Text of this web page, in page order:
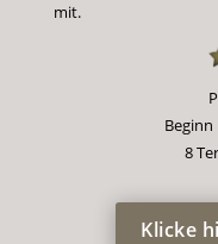
mit.
Beginn
8
Klicke